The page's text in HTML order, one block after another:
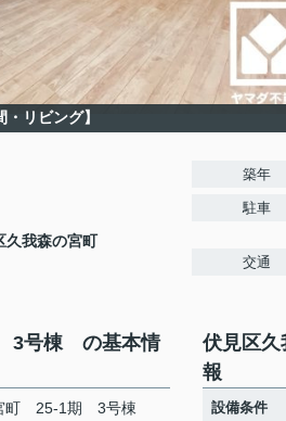
・リビング】
久我森の宮町
築年
駐車
交通
3号棟 の基本情
町 25-1期 3号棟
伏見区
報
設備条件